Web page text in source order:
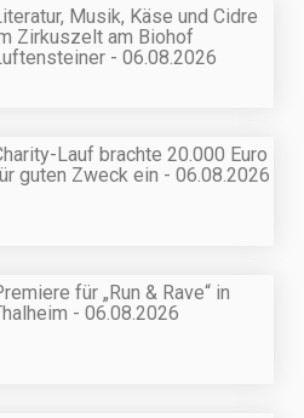
Musik, Käse und Cidre
Zirkuszelt am Biohof
- 06.08.2026
Lauf brachte 20.000 Euro
guten Zweck ein - 06.08.2026
für „Run & Rave“ in
- 06.08.2026